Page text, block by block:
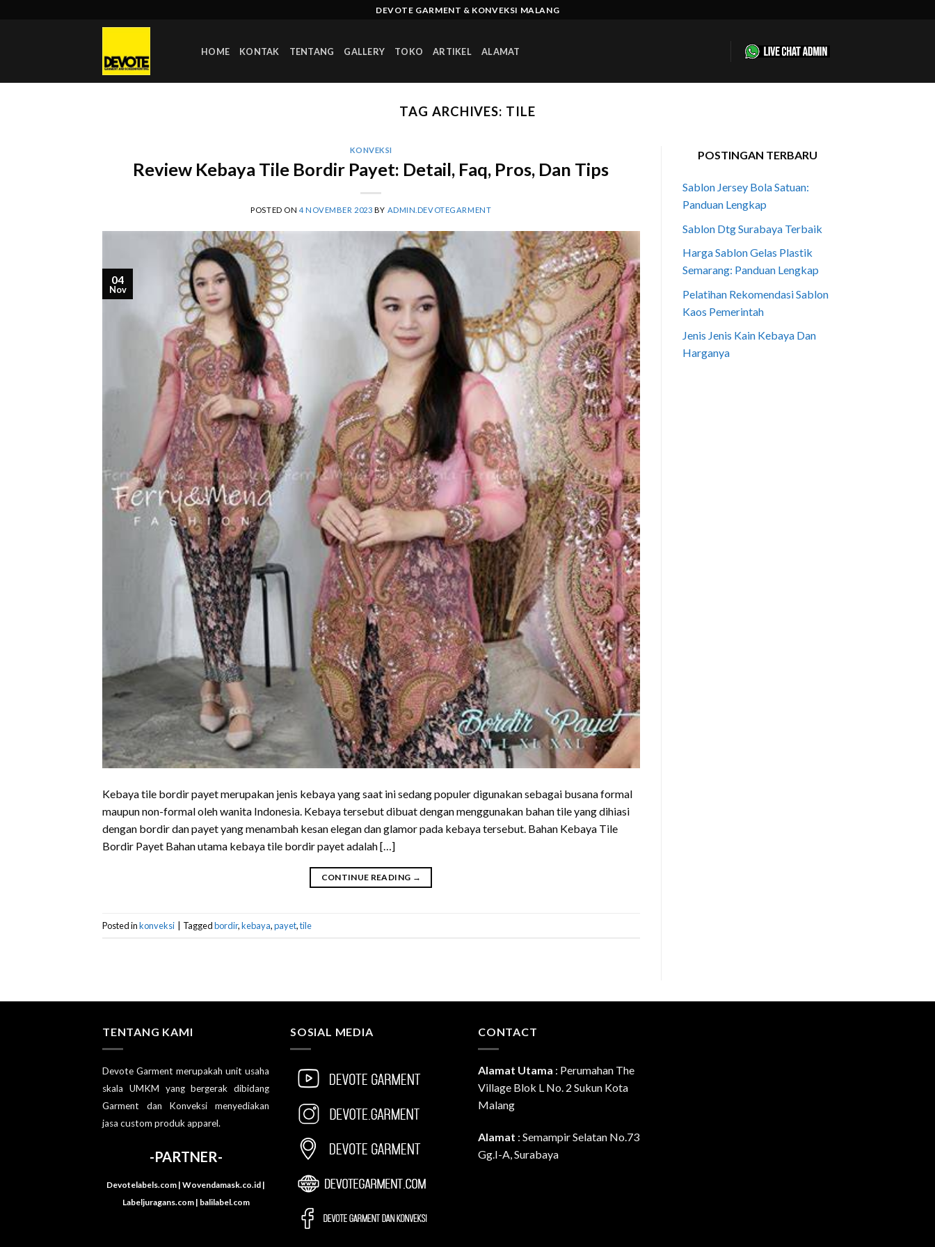
DEVOTE GARMENT & KONVEKSI MALANG
HOME KONTAK TENTANG GALLERY TOKO ARTIKEL ALAMAT
TAG ARCHIVES: TILE
KONVEKSI
Review Kebaya Tile Bordir Payet: Detail, Faq, Pros, Dan Tips
POSTED ON 4 NOVEMBER 2023 BY ADMIN.DEVOTEGARMENT
04
Nov
Kebaya tile bordir payet merupakan jenis kebaya yang saat ini sedang populer digunakan sebagai busana formal
maupun non-formal oleh wanita Indonesia. Kebaya tersebut dibuat dengan menggunakan bahan tile yang dihiasi
dengan bordir dan payet yang menambah kesan elegan dan glamor pada kebaya tersebut. Bahan Kebaya Tile
Bordir Payet Bahan utama kebaya tile bordir payet adalah […]
CONTINUE READING →
Posted inkonveksi Taggedbordir,kebaya,payet,tile
POSTINGAN TERBARU
Sablon Jersey Bola Satuan:
Panduan Lengkap
Sablon Dtg Surabaya Terbaik
Harga Sablon Gelas Plastik
Semarang: Panduan Lengkap
Pelatihan Rekomendasi Sablon
Kaos Pemerintah
Jenis Jenis Kain Kebaya Dan
Harganya
TENTANG KAMI
Devote Garment merupakah unit usaha
skala UMKM yang bergerak dibidang
Garment dan Konveksi menyediakan
jasa custom produk apparel.
-PARTNER-
Devotelabels.com | Wovendamask.co.id |
Labeljuragans.com | balilabel.com
SOSIAL MEDIA CONTACT
Alamat Utama : Perumahan The
Village Blok L No. 2 Sukun Kota
Malang
Alamat : Semampir Selatan No.73
Gg.I-A, Surabaya